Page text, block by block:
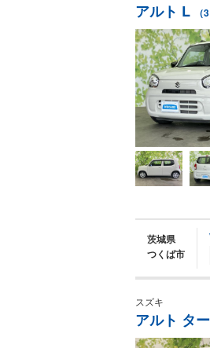
アルト L
茨城県
つくば市
スズキ
アルト タ